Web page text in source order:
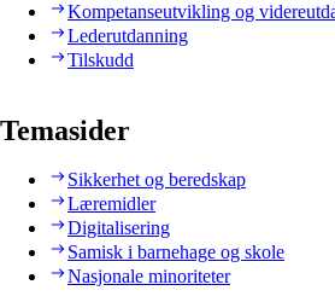
Kompetanseutvikling og
Lederutdanning
Tilskudd
Temasider
Sikkerhet og beredskap
Læremidler
Digitalisering
Samisk i barnehage og skole
Nasjonale minoriteter